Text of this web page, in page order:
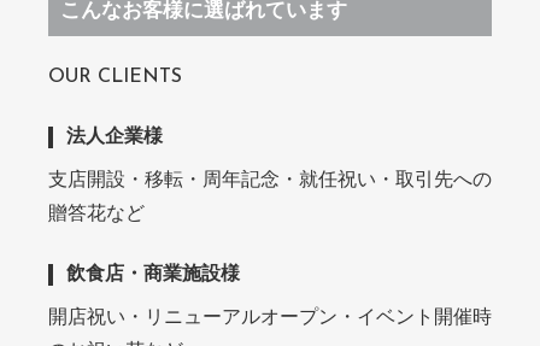
こんなお客様に選ばれています
OUR CLIENTS
法人企業様
支店開設・移転・周年記念・就任祝い・取引先への
贈答花など
飲食店・商業施設様
開店祝い・リニューアルオープン・イベント開催時